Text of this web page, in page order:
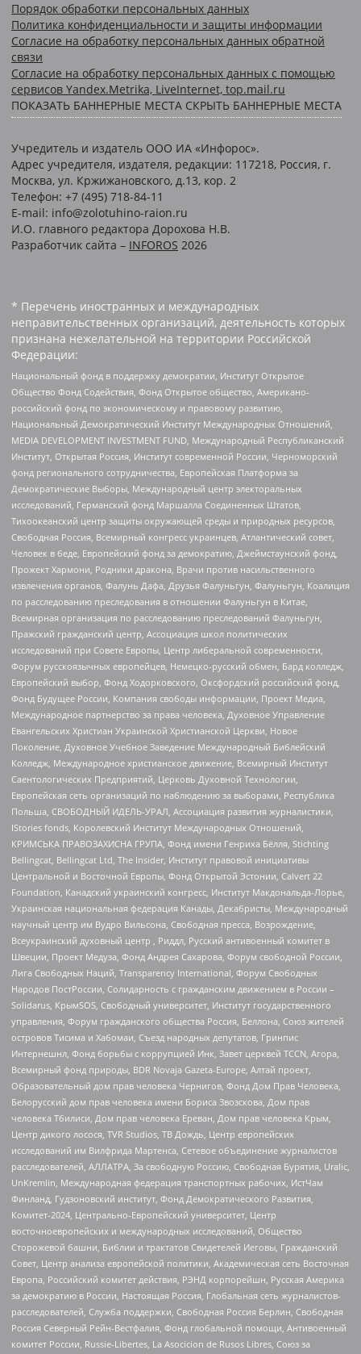
Порядок обработки персональных данных
Политика конфиденциальности и защиты информации
Согласие на обработку персональных данных обратной
связи
Согласие на обработку персональных данных с помощью
сервисов Yandex.Metrika, LiveInternet, top.mail.ru
ПОКАЗАТЬ БАННЕРНЫЕ МЕСТА СКРЫТЬ БАННЕРНЫЕ МЕСТА
Учредитель и издатель ООО ИА «Инфорос».
Адрес учредителя, издателя, редакции: 117218, Россия, г.
Москва, ул. Кржижановского, д.13, кор. 2
Телефон: +7 (495) 718-84-11
E-mail: info@zolotuhino-raion.ru
И.О. главного редактора Дорохова Н.В.
Разработчик сайта – INFOROS 2026
* Перечень иностранных и международных
неправительственных организаций, деятельность которых
признана нежелательной на территории Российской
Федерации:
Национальный фонд в поддержку демократии, Институт Открытое
Общество Фонд Содействия, Фонд Открытое общество, Американо-
российский фонд по экономическому и правовому развитию,
Национальный Демократический Институт Международных Отношений,
MEDIA DEVELOPMENT INVESTMENT FUND, Международный Республиканский
Институт, Открытая Россия, Институт современной России, Черноморский
фонд регионального сотрудничества, Европейская Платформа за
Демократические Выборы, Международный центр электоральных
исследований, Германский фонд Маршалла Соединенных Штатов,
Тихоокеанский центр защиты окружающей среды и природных ресурсов,
Свободная Россия, Всемирный конгресс украинцев, Атлантический совет,
Человек в беде, Европейский фонд за демократию, Джеймстаунский фонд,
Прожект Хармони, Родники дракона, Врачи против насильственного
извлечения органов, Фалунь Дафа, Друзья Фалуньгун, Фалуньгун, Коалиция
по расследованию преследования в отношении Фалуньгун в Китае,
Всемирная организация по расследованию преследований Фалуньгун,
Пражский гражданский центр, Ассоциация школ политических
исследований при Совете Европы, Центр либеральной современности,
Форум русскоязычных европейцев, Немецко-русский обмен, Бард колледж,
Европейский выбор, Фонд Ходорковского, Оксфордский российский фонд,
Фонд Будущее России, Компания свободы информации, Проект Медиа,
Международное партнерство за права человека, Духовное Управление
Евангельских Христиан Украинской Христианской Церкви, Новое
Поколение, Духовное Учебное Заведение Международный Библейский
Колледж, Международное христианское движение, Всемирный Институт
Саентологических Предприятий, Церковь Духовной Технологии,
Европейская сеть организаций по наблюдению за выборами, Республика
Польша, СВОБОДНЫЙ ИДЕЛЬ-УРАЛ, Ассоциация развития журналистики,
IStories fonds, Королевский Институт Международных Отношений,
КРИМСЬКА ПРАВОЗАХИСНА ГРУПА, Фонд имени Генриха Бёлля, Stichting
Bellingcat, Bellingcat Ltd, The Insider, Институт правовой инициативы
Центральной и Восточной Европы, Фонд Открытой Эстонии, Calvert 22
Foundation, Канадский украинский конгресс, Институт Макдональда-Лорье,
Украинская национальная федерация Канады, Декабристы, Международный
научный центр им Вудро Вильсона, Свободная пресса, Возрождение,
Всеукраинский духовный центр , Риддл, Русский антивоенный комитет в
Швеции, Проект Медуза, Фонд Андрея Сахарова, Форум свободной России,
Лига Свободных Наций, Transparеncy International, Форум Свободных
Народов ПостРоссии, Солидарность с гражданским движением в России –
Solidarus, КрымSOS, Свободный университет, Институт государственного
управления, Форум гражданского общества Россия, Беллона, Союз жителей
островов Тисима и Хабомаи, Съезд народных депутатов, Гринпис
Интернешнл, Фонд борьбы с коррупцией Инк, Завет церквей TCCN, Агора,
Всемирный фонд природы, BDR Novaja Gazeta-Europe, Алтай проект,
Образовательный дом прав человека Чернигов, Фонд Дом Прав Человека,
Белорусский дом прав человека имени Бориса Звозскова, Дом прав
человека Тбилиси, Дом прав человека Ереван, Дом прав человека Крым,
Центр дикого лосося, TVR Studios, ТВ Дождь, Центр европейских
исследований им Вилфрида Мартенса, Сетевое объединение журналистов
расследователей, АЛЛАТРА, За свободную Россию, Свободная Бурятия, Uralic,
UnKremlin, Международная федерация транспортных рабочих, ИстЧам
Финланд, Гудзоновский институт, Фонд Демократического Развития,
Комитет-2024, Центрально-Европейский университет, Центр
восточноевропейских и международных исследований, Общество
Сторожевой башни, Библии и трактатов Свидетелей Иеговы, Гражданский
Совет, Центр анализа европейской политики, Академическая сеть Восточная
Европа, Российский комитет действия, РЭНД корпорейшн, Русская Америка
за демократию в России, Настоящая Россия, Глобальная сеть журналистов-
расследователей, Служба поддержки, Свободная Россия Берлин, Свободная
Россия Северный Рейн-Вестфалия, Фонд глобальной помощи, Антивоенный
комитет России, Russie-Libertes, La Asocicion de Rusos Libres, Союз за